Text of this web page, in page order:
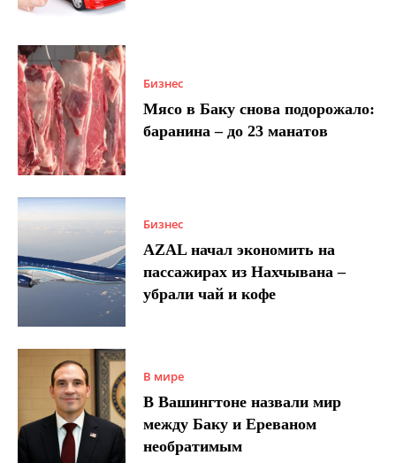
Бизнес
Мясо в Баку снова подорожало:
баранина – до 23 манатов
Бизнес
AZAL начал экономить на
пассажирах из Нахчывана –
убрали чай и кофе
В мире
В Вашингтоне назвали мир
между Баку и Ереваном
необратимым